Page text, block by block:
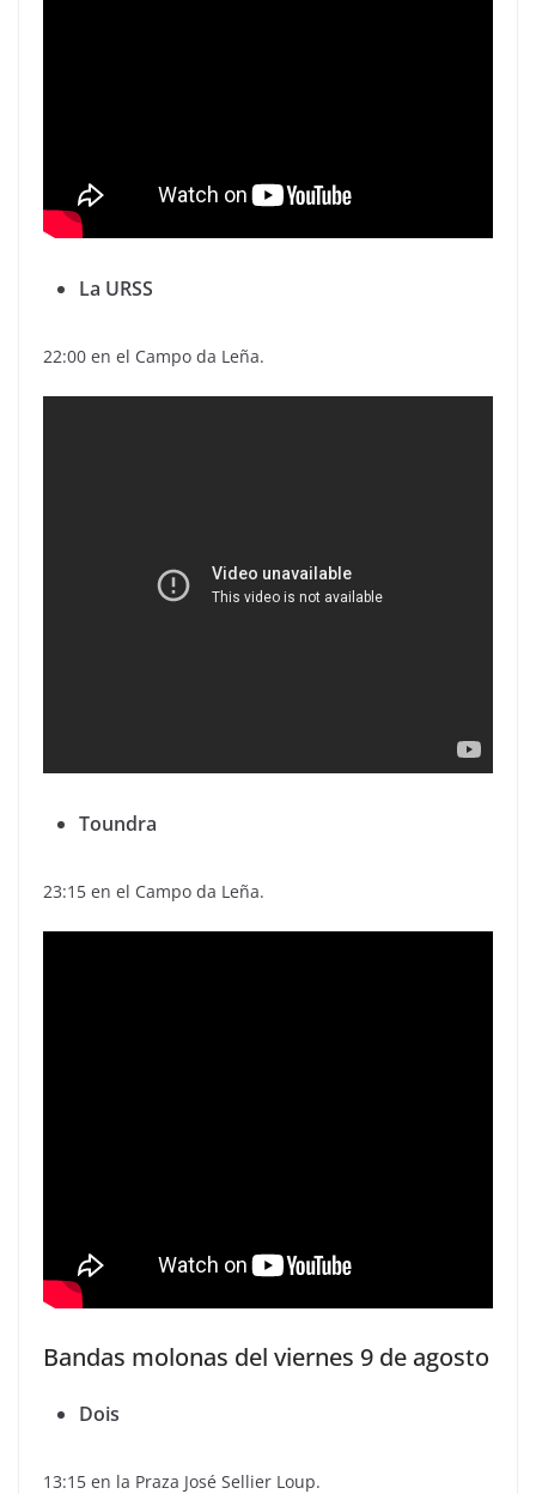
La URSS
22:00 en el Campo da Leña.
Toundra
23:15 en el Campo da Leña.
Bandas molonas del viernes 9 de agosto
Dois
13:15 en la Praza José Sellier Loup.